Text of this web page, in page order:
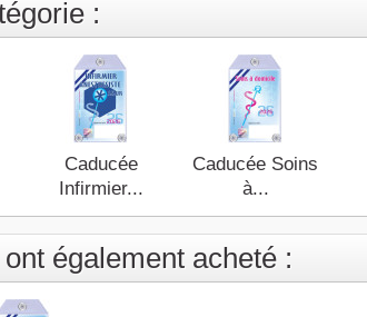
:
Caducée
Infirmier...
Caducée Soins
à...
également acheté :